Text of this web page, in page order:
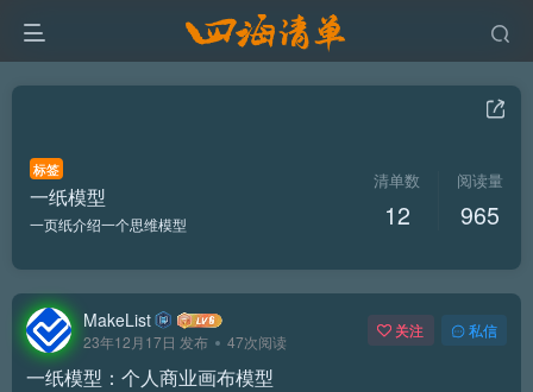
标签
一纸模型
一页纸介绍一个思维模型
清单数
12
阅读量
965
MakeList
23年12月17日 发布 47次阅读
关注 私信
一纸模型：个人商业画布模型